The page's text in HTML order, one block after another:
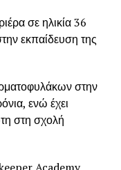
σε ηλικία 36
εκπαίδευση της
στην
ενώ έχει
στη σχολή